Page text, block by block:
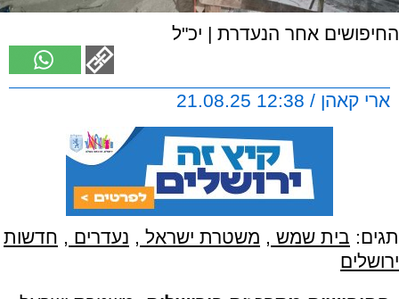
החיפושים אחר הנעדרת | יכ"ל
ארי קאהן / 12:38 21.08.25
תגים: בית שמש , משטרת ישראל , נעדרים , חדשות
ירושלים